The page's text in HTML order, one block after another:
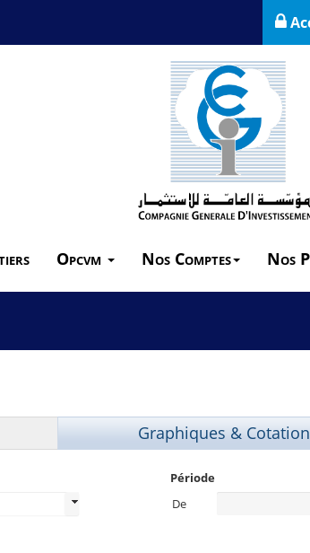
Opcvm Nos Comptes Nos
Graphiques &
Période
De